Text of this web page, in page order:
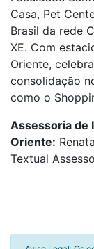
Casa, Pet
Brasil da rede
XE. Com
Oriente,
consolidação
como o
Assessoria de
Oriente:
Textual